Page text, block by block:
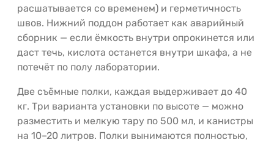
расшатывается со временем) и герметичность
швов. Нижний поддон работает как аварийный
сборник — если ёмкость внутри опрокинется или
даст течь, кислота останется внутри шкафа, а не
потечёт по полу лаборатории.
Две съёмные полки, каждая выдерживает до 40
кг. Три варианта установки по высоте — можно
разместить и мелкую тару по 500 мл, и канистры
на 10–20 литров. Полки вынимаются полностью,